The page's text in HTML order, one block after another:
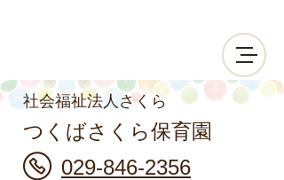
つくばさくら保育園
029-846-2356
社会福祉法人さくら